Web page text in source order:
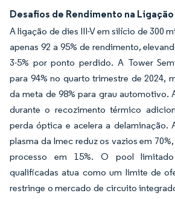
Desafios de Rendimento na
A ligação de dies III-V em silício de 300
apenas 92 a 95% de rendimento,
3-5% por ponto perdido. A Tower
para 94% no quarto trimestre de 2024,
da meta de 98% para grau automotivo.
durante o recozimento térmico
perda óptica e acelera a delaminação.
plasma da Imec reduz os vazios em
processo em 15%. O pool
qualificadas atua como um limite de
restringe o mercado de circuito